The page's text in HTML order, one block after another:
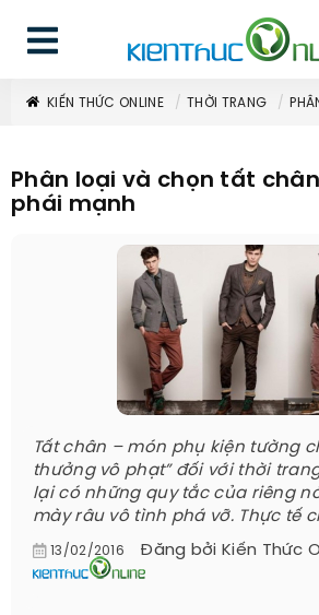
KIẾN THỨC ONLINE THỜI TRANG
Phân loại và chọn tất
phái mạnh
Tất chân – món phụ kiện tường
thưởng vô phạt” đối với thời
lại có những quy tắc của riêng
mày râu vô tình phá vỡ. Thực tế
13/02/2016 Đăng bởi Kiến Thức